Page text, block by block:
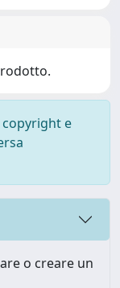
e
o creare un